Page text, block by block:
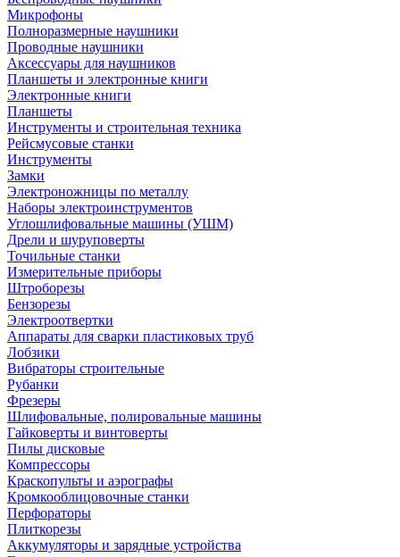
Микрофоны
Полноразмерные наушники
Проводные наушники
Аксессуары для наушников
Планшеты и электронные книги
Электронные книги
Планшеты
Инструменты и строительная техника
Рейсмусовые станки
Инструменты
Замки
Электроножницы по металлу
Наборы электроинструментов
Углошлифовальные машины (УШМ)
Дрели и шуруповерты
Точильные станки
Измерительные приборы
Штроборезы
Бензорезы
Электроотвертки
Аппараты для сварки пластиковых труб
Лобзики
Вибраторы строительные
Рубанки
Фрезеры
Шлифовальные, полировальные машины
Гайковерты и винтоверты
Пилы дисковые
Компрессоры
Краскопульты и аэрографы
Кромкооблицовочные станки
Перфораторы
Плиткорезы
Аккумуляторы и зарядные устройства